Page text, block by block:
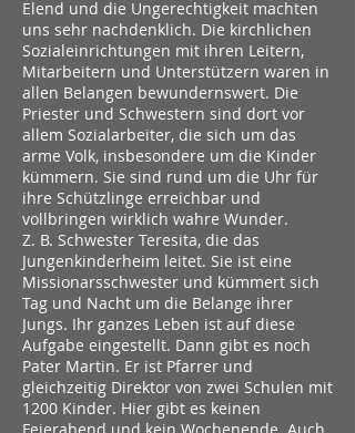
Elend und die Ungerechtigkeit machten
uns sehr nachdenklich. Die kirchlichen
Sozialeinrichtungen mit ihren Leitern,
Mitarbeitern und Unterstützern waren in
allen Belangen bewundernswert. Die
Priester und Schwestern sind dort vor
allem Sozialarbeiter, die sich um das
arme Volk, insbesondere um die Kinder
kümmern. Sie sind rund um die Uhr für
ihre Schützlinge erreichbar und
vollbringen wirklich wahre Wunder.
Z. B. Schwester Teresita, die das
Jungenkinderheim leitet. Sie ist eine
Missionarsschwester und kümmert sich
Tag und Nacht um die Belange ihrer
Jungs. Ihr ganzes Leben ist auf diese
Aufgabe eingestellt. Dann gibt es noch
Pater Martin. Er ist Pfarrer und
gleichzeitig Direktor von zwei Schulen mit
1200 Kinder. Hier gibt es keinen